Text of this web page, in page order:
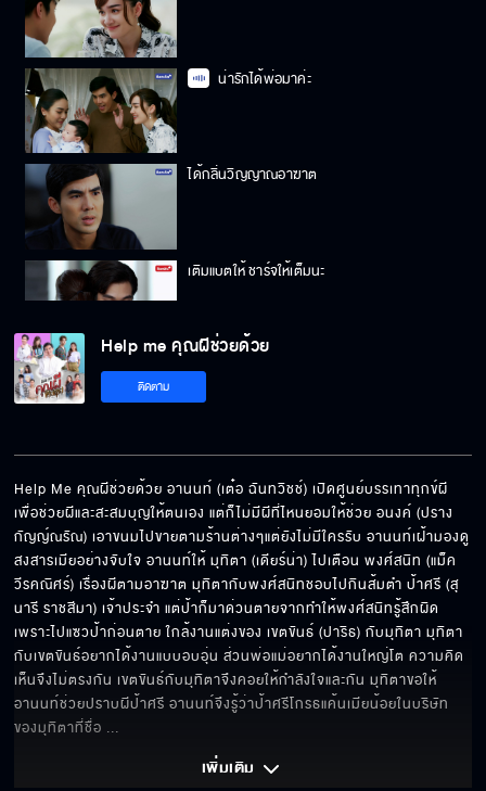
น่ารักได้พ่อมาค่ะ
ได้กลิ่นวิญญาณอาฆาต
เติมแบตให้ ชาร์จให้เต็มนะ
ยืนให้สิบล้อชน มันน่ากลัวจริงๆ
เป็นคนดี..จัง...ไร นะคะ
มาก็สายแล้วยังอู้งานอีก
ให้เวลาถึงพรุ่งนี้แล้วจะมารับ
Help me คุณผีช่วยด้วย
ติดตาม
Help Me คุณผีช่วยด้วย อานนท์ (เต๋อ ฉันทวิชช์) เปิดศูนย์บรรเทาทุกข์ผี
เพื่อช่วยผีและสะสมบุญให้ตนเอง แต่ก็ไม่มีผีที่ไหนยอมให้ช่วย อนงค์ (ปราง
กัญญ์ณรัณ) เอาขนมไปขายตามร้านต่างๆแต่ยังไม่มีใครรับ อานนท์เฝ้ามองดู
สงสารเมียอย่างจับใจ อานนท์ให้ มุทิตา (เดียร์น่า) ไปเตือน พงศ์สนิท (แม็ค
วีรคณิศร์) เรื่องผีตามอาฆาต มุทิตากับพงศ์สนิทชอบไปกินส้มตำ ป้าศรี (สุ
นารี ราชสีมา) เจ้าประจำ แต่ป้าก็มาด่วนตายจากทำให้พงศ์สนิทรู้สึกผิด
เพราะไปแซวป้าก่อนตาย ใกล้งานแต่งของ เขตขันธ์ (ปาริธ) กับมุทิตา มุทิตา
กับเขตขันธ์อยากได้งานแบบอบอุ่น ส่วนพ่อแม่อยากได้งานใหญ่โต ความคิด
เห็นจึงไม่ตรงกัน เขตขันธ์กับมุทิตาจึงคอยให้กำลังใจและกัน มุทิตาขอให้
อานนท์ช่วยปราบผีป้าศรี อานนท์จึงรู้ว่าป้าศรีโกรธแค้นเมียน้อยในบริษัท
ของมุทิตาที่ชื่อ ...
เพิ่มเติม